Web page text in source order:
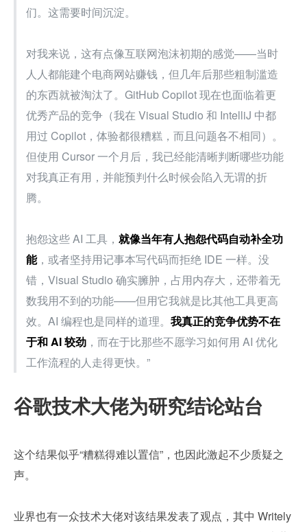
们。这需要时间沉淀。
对我来说，这有点像互联网泡沫初期的感觉——当时
人人都能建个电商网站赚钱，但几年后那些粗制滥造
的东西就被淘汰了。GitHub Copilot 现在也面临着更
优秀产品的竞争（我在 Visual Studio 和 IntelliJ 中都
用过 Copilot，体验都很糟糕，而且问题各不相同）。
但使用 Cursor 一个月后，我已经能清晰判断哪些功能
对我真正有用，并能预判什么时候会陷入无谓的折
腾。
抱怨这些 AI 工具， 就像当年有人抱怨代码自动补全功
能，或者坚持用记事本写代码而拒绝 IDE 一样。没
错，Visual Studio 确实臃肿，占用内存大，还带着无
数我用不到的功能——但用它我就是比其他工具更高
效。AI 编程也是同样的道理。 我真正的竞争优势不在
于和 AI 较劲 ，而在于比那些不愿学习如何用 AI 优化
工作流程的人走得更快。”
谷歌技术大佬为研究结论站台
这个结果似乎“糟糕得难以置信”，也因此激起不少质疑之
声。
业界也有一众技术大佬对该结果发表了观点，其中 Writely